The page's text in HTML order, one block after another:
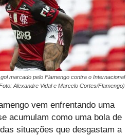
marcado pelo Flamengo contra o Internacional
Alexandre Vidal e Marcelo Cortes/Flamengo)
vem enfrentando uma
acumulam como uma bola de
situações que desgastam a